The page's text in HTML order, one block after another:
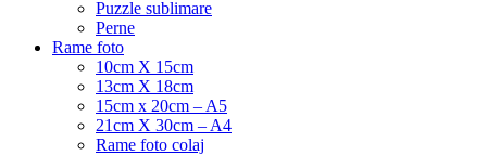
Puzzle sublimare
Perne
Rame foto
10cm X 15cm
13cm X 18cm
15cm x 20cm – A5
21cm X 30cm – A4
Rame foto colaj